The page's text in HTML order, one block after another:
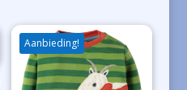
Aanbieding!